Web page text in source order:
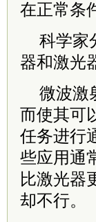
在正常条
科学家
器和激光
微波激
而使其可
任务进行
些应用通
比激光器
却不行。